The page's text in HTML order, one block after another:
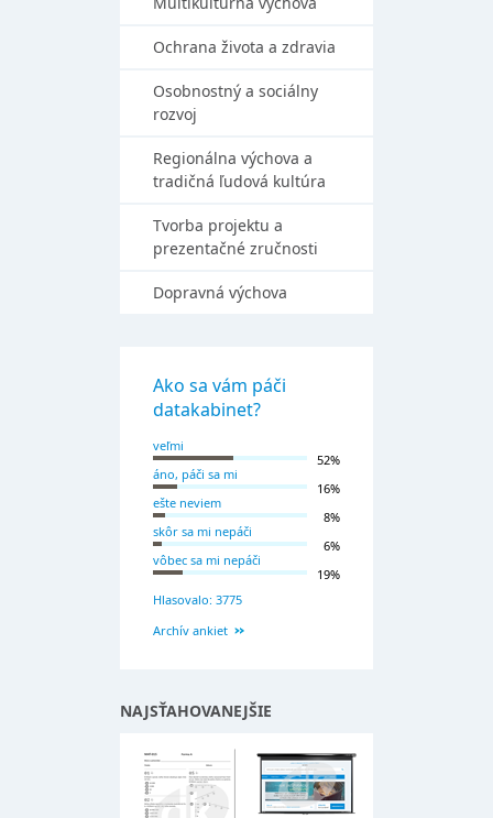
Ochrana života a zdravia
Osobnostný a sociálny
rozvoj
Regionálna výchova a
tradičná ľudová kultúra
Tvorba projektu a
prezentačné zručnosti
Dopravná výchova
Ako sa vám páči
datakabinet?
veľmi
52%
áno, páči sa mi
16%
ešte neviem
8%
skôr sa mi nepáči
6%
vôbec sa mi nepáči
19%
Hlasovalo: 3775
Archív ankiet
NAJSŤAHOVANEJŠIE